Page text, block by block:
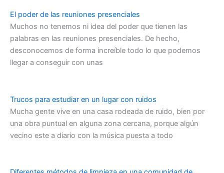
El poder de las reuniones presenciales
Muchos no tenemos ni idea del poder que tienen las
palabras en las reuniones presenciales. De hecho,
desconocemos de forma increíble todo lo que podemos
llegar a conseguir con unas
Trucos para estudiar en un lugar con ruidos
Mucha gente vive en una casa rodeada de ruido, bien por
una obra puntual en alguna zona cercana, porque algún
vecino este a diario con la música puesta a todo